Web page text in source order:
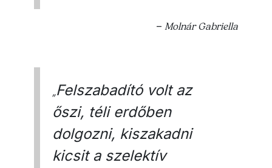
– Molnár Gabriella
„Felszabadító volt az
őszi, téli erdőben
dolgozni, kiszakadni
kicsit a szelektív